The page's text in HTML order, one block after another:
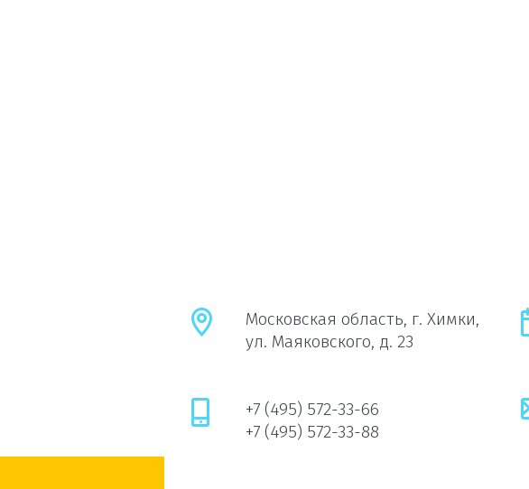
Московская область, г. Химки,
ул. Маяковского, д. 23
+7 (495) 572-33-66
+7 (495) 572-33-88